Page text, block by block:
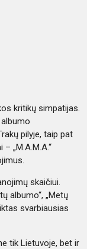
kritikų simpatijas.
pilyje, taip pat
„M.A.M.A.“
skaičiui.
albumo“, „Metų
svarbiausias
tik Lietuvoje, bet ir